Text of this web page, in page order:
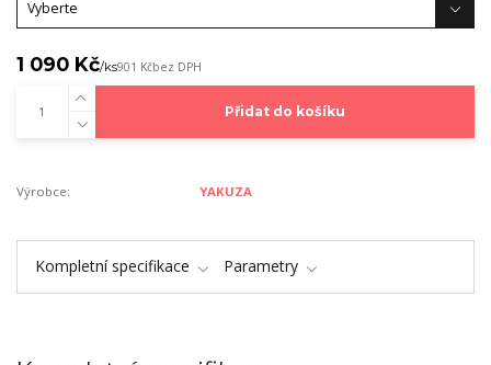
1 090 Kč/ks901 Kčbez DPH
Přidat do košíku
Výrobce: YAKUZA
Kompletní specifikace Parametry